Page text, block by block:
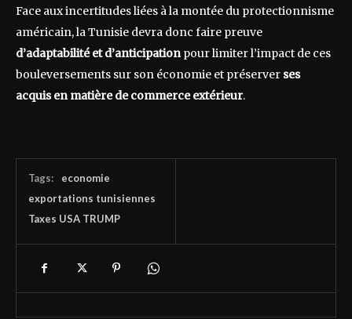
Face aux incertitudes liées à la montée du protectionnisme
américain, la Tunisie devra donc faire preuve
d’adaptabilité et d’anticipationpour limiter l’impact de ces
bouleversements sur son économie et préserver ses
acquis en matière de commerce extérieur.
Tags:
economie
exportations tunisiennes
Taxes USA TRUMP